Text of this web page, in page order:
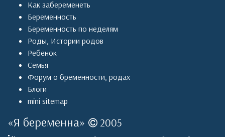
Как забеременеть
Беременность
Беременность по неделям
Роды, Истории родов
Ребенок
Семья
Форум о бременности, родах
Блоги
mini sitemap
«Я беременна» 2005